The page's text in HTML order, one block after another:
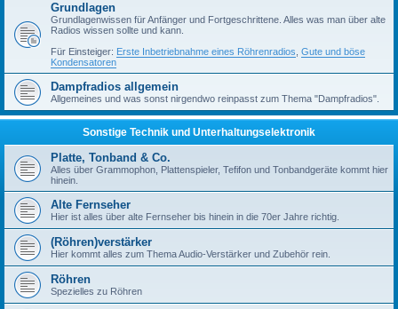
Grundlagen
Grundlagenwissen für Anfänger und Fortgeschrittene. Alles was man über alte
Radios wissen sollte und kann.
Für Einsteiger: Erste Inbetriebnahme eines Röhrenradios Gute und böse
Kondensatoren
Dampfradios allgemein
Allgemeines und was sonst nirgendwo reinpasst zum Thema "Dampfradios".
Sonstige Technik und Unterhaltungselektronik
Platte, Tonband & Co.
Alles über Grammophon, Plattenspieler, Tefifon und Tonbandgeräte kommt hier
hinein.
Alte Fernseher
Hier ist alles über alte Fernseher bis hinein in die 70er Jahre richtig.
(Röhren)verstärker
Hier kommt alles zum Thema Audio-Verstärker und Zubehör rein.
Röhren
Spezielles zu Röhren